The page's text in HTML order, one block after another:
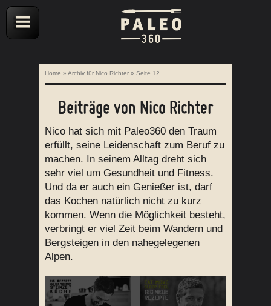
Home » Archiv für Nico Richter » Seite 12
Beiträge von Nico Richter
Nico hat sich mit Paleo360 den Traum
erfüllt, seine Leidenschaft zum Beruf zu
machen. In seinem Alltag dreht sich
sehr viel um Gesundheit und Fitness.
Und da er auch ein Genießer ist, darf
das Kochen natürlich nicht zu kurz
kommen. Wenn die Möglichkeit besteht,
verbringt er viel Zeit beim Wandern und
Bergsteigen in den nahegelegenen
Alpen.